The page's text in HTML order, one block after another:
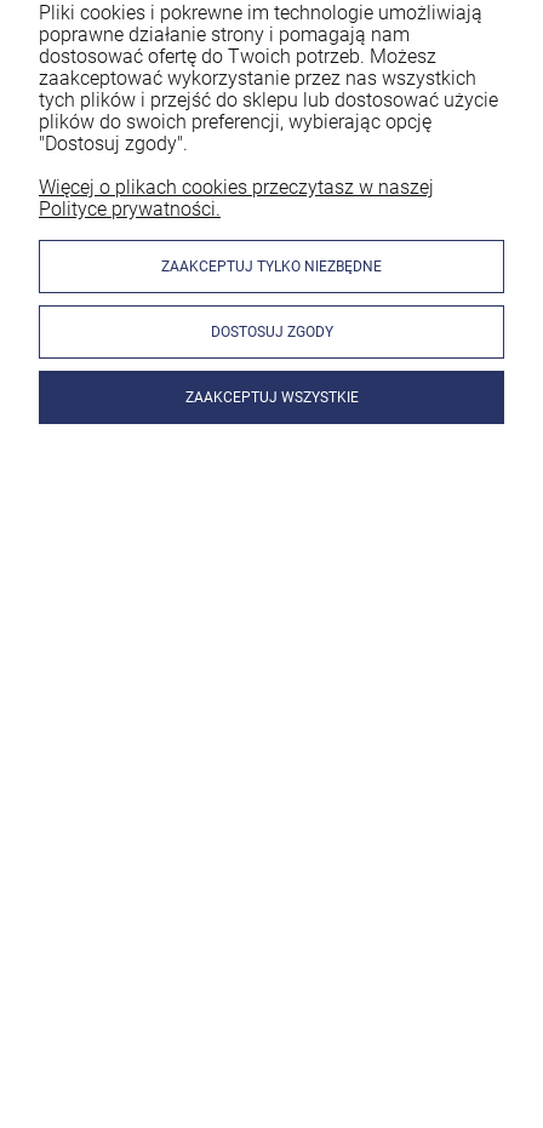
Pliki cookies i pokrewne im technologie umożliwiają
poprawne działanie strony i pomagają nam
dostosować ofertę do Twoich potrzeb. Możesz
zaakceptować wykorzystanie przez nas wszystkich
tych plików i przejść do sklepu lub dostosować użycie
plików do swoich preferencji, wybierając opcję
"Dostosuj zgody".
Więcej o plikach cookies przeczytasz w naszej
Polityce prywatności.
ZAAKCEPTUJ TYLKO NIEZBĘDNE
DOSTOSUJ ZGODY
ZAAKCEPTUJ WSZYSTKIE